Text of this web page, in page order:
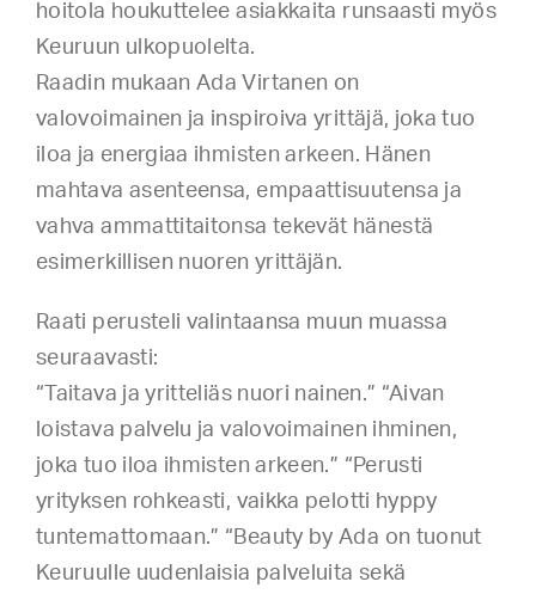
hoitola houkuttelee asiakkaita runsaasti myös
Keuruun ulkopuolelta.
Raadin mukaan Ada Virtanen on
valovoimainen ja inspiroiva yrittäjä, joka tuo
iloa ja energiaa ihmisten arkeen. Hänen
mahtava asenteensa, empaattisuutensa ja
vahva ammattitaitonsa tekevät hänestä
esimerkillisen nuoren yrittäjän.
Raati perusteli valintaansa muun muassa
seuraavasti:
“Taitava ja yritteliäs nuori nainen.” “Aivan
loistava palvelu ja valovoimainen ihminen,
joka tuo iloa ihmisten arkeen.” “Perusti
yrityksen rohkeasti, vaikka pelotti hyppy
tuntemattomaan.” “Beauty by Ada on tuonut
Keuruulle uudenlaisia palveluita sekä